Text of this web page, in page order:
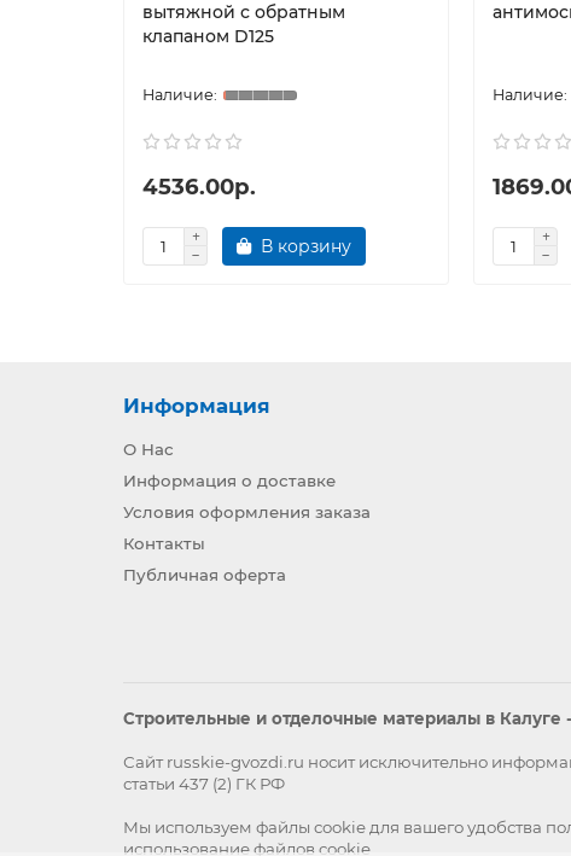
вытяжной с обратным
клапаном D125
4536.00р.
В корзину
Информация
О Нас
Информация о доставке
Условия оформления заказа
Контакты
Публичная оферта
Строительные и отделочные материалы в Калуге
Сайт russkie-gvozdi.ru носит исключительно
статьи 437 (2) ГК РФ
Мы используем файлы cookie для вашего удобства
использование файлов cookie